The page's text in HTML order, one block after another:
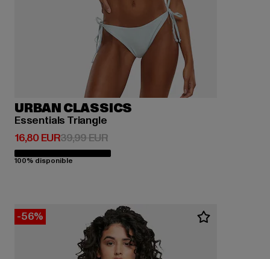
URBAN CLASSICS
Essentials Triangle
16,80 EUR
Prix courant: 16,80 EUR
39,99 EURPrix en promotion: 39,99 EUR
100% disponible
-56%